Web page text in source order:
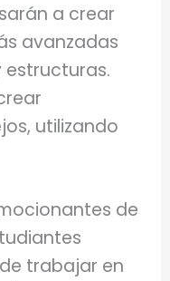
a crear
avanzadas
utilizando
de
trabajar en